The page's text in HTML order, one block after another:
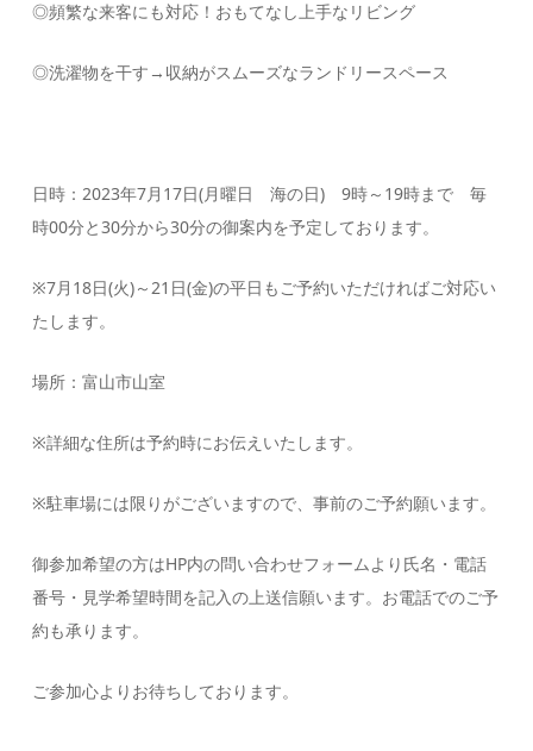
◎頻繁な来客にも対応！おもてなし上手なリビング
◎洗濯物を干す→収納がスムーズなランドリースペース
日時：2023年7月17日(月曜日 海の日) 9時～19時まで 毎
時00分と30分から30分の御案内を予定しております。
※7月18日(火)～21日(金)の平日もご予約いただければご対応い
たします。
場所：富山市山室
※詳細な住所は予約時にお伝えいたします。
※駐車場には限りがございますので、事前のご予約願います。
御参加希望の方はHP内の問い合わせフォームより氏名・電話
番号・見学希望時間を記入の上送信願います。お電話でのご予
約も承ります。
ご参加心よりお待ちしております。